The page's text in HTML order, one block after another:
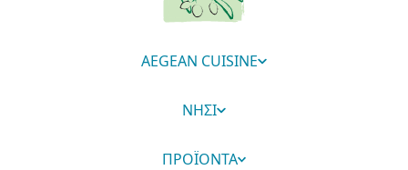
AEGEAN CUISINE
ΝΗΣΙ
ΠΡΟΪΟΝΤΑ